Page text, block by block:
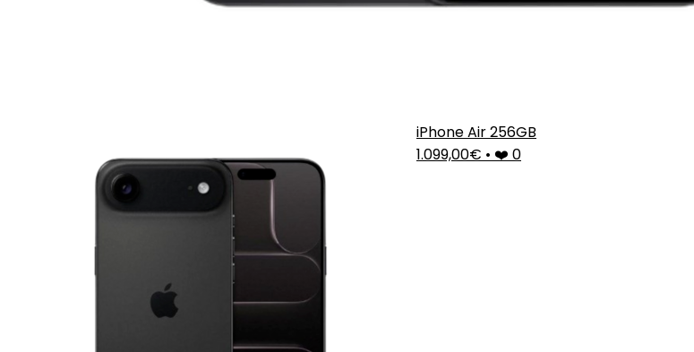
iPhone Air 256GB
1.099,00€ • ❤️ 0